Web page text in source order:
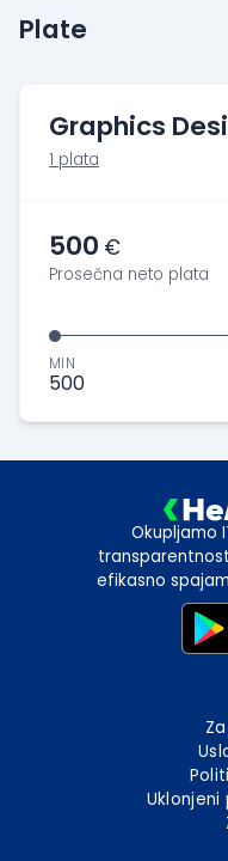
Plate
Graphics
1 plata
500 €
Prosečna neto plata
MIN
500
Okupljamo
efikasno